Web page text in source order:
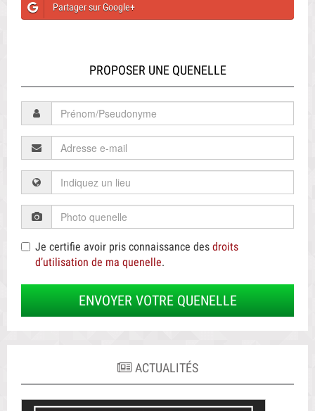
Partager sur Google+
PROPOSER UNE QUENELLE
Je certifie avoir pris connaissance des droits
d’utilisation de ma quenelle.
ENVOYER VOTRE QUENELLE
ACTUALITÉS